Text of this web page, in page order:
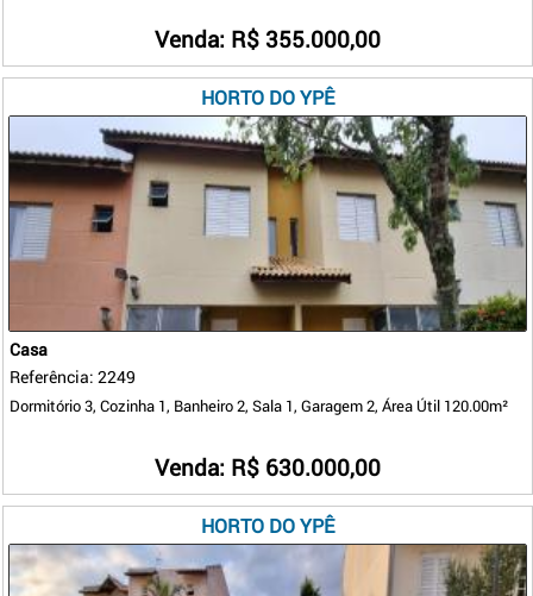
Venda: R$ 355.000,00
HORTO DO YPÊ
Casa
Referência: 2249
Dormitório 3, Cozinha 1, Banheiro 2, Sala 1, Garagem 2, Área Útil 120.00m²
Venda: R$ 630.000,00
HORTO DO YPÊ